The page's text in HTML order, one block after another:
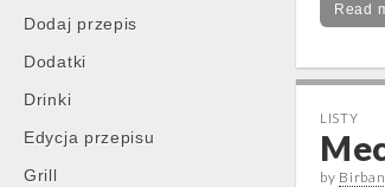
Dodaj przepis
Dodatki
Drinki
Edycja przepisu
Grill
Read
LISTY
by